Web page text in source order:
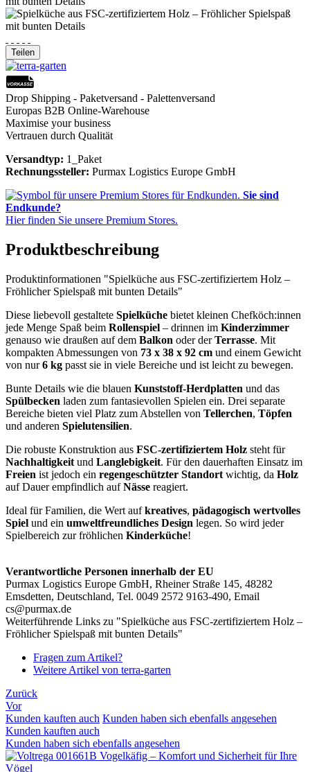
Teilen
Drop Shipping - Paketversand - Palettenversand
Europas B2B Online-Warehouse
Maximise your business
Vertrauen durch Qualität
Versandtyp: 1_Paket
Rechnungssteller: Purmax Logistics Europe GmbH
Sie sind
Endkunde?
Hier finden Sie unsere Premium Stores.
Produktbeschreibung
Produktinformationen "Spielküche aus FSC-zertifiziertem Holz –
Fröhlicher Spielspaß mit bunten Details"
Diese liebevoll gestaltete Spielküche bietet kleinen Chefköch:innen
jede Menge Spaß beim Rollenspiel – drinnen im Kinderzimmer
genauso wie draußen auf dem Balkon oder derTerrasse. Mit
kompakten Abmessungen von 73 x 38 x 92 cm und einem Gewicht
von nur6 kg passt sie in viele Bereiche und ist leicht zu bewegen.
Bunte Details wie die blauen Kunststoff-Herdplatten und das
Spülbecken laden zum fantasievollen Spielen ein. Drei separate
Bereiche bieten viel Platz zum Abstellen von Tellerchen, Töpfen
und anderen Spielutensilien.
Die robuste Konstruktion aus FSC-zertifiziertem Holz steht für
Nachhaltigkeit und Langlebigkeit. Für den dauerhaften Einsatz im
Freien ist jedoch ein regengeschützter Standort wichtig, da Holz
auf Dauer empfindlich aufNässe reagiert.
Ideal für Familien, die Wert aufkreatives, pädagogisch wertvolles
Spiel und ein umweltfreundliches Design legen. So wird jeder
Spielbereich zur fröhlichen Kinderküche!
Verantwortliche Personen innerhalb der EU
Purmax Logistics Europe GmbH, Rheiner Straße 145, 48282
Emsdetten, Deutschland, Tel. 0049 2572 9163-490, Email
cs@purmax.de
Weiterführende Links zu "Spielküche aus FSC-zertifiziertem Holz –
Fröhlicher Spielspaß mit bunten Details"
Fragen zum Artikel?
Weitere Artikel von terra-garten
Zurück
Vor
Kunden kauften auch Kunden haben sich ebenfalls angesehen
Kunden kauften auch
Kunden haben sich ebenfalls angesehen